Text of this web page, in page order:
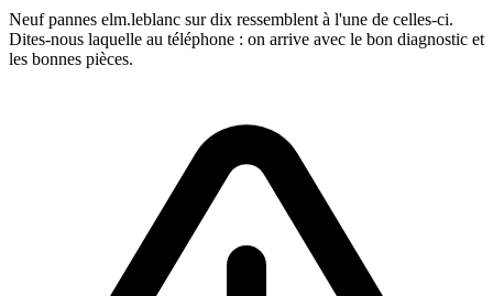
Neuf pannes elm.leblanc sur dix ressemblent à l'une de celles-ci.
Dites-nous laquelle au téléphone : on arrive avec le bon diagnostic et
les bonnes pièces.